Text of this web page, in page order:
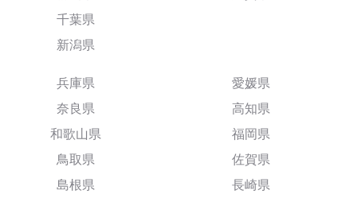
千葉県
新潟県
兵庫県
奈良県
和歌山県
鳥取県
島根県
愛媛県
高知県
福岡県
佐賀県
長崎県